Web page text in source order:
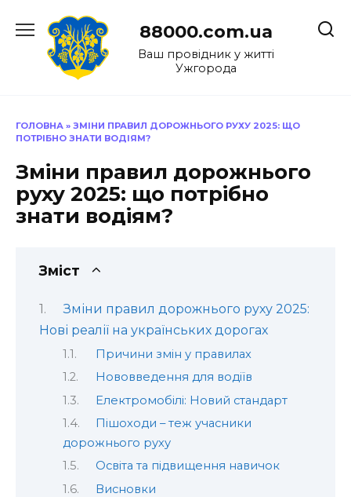
до
88000.com.ua
Ваш провідник у житті
Ужгорода
ГОЛОВНА » ЗМІНИ ПРАВИЛ ДОРОЖНЬОГО РУХУ 2025: ЩО
ПОТРІБНО ЗНАТИ ВОДІЯМ?
Зміни правил дорожнього
руху 2025: що потрібно
знати водіям?
Зміст
Зміни правил дорожнього руху 2025:
Нові реалії на українських дорогах
Причини змін у правилах
Нововведення для водіїв
Електромобілі: Новий стандарт
Пішоходи – теж учасники
дорожнього руху
Освіта та підвищення навичок
Висновки